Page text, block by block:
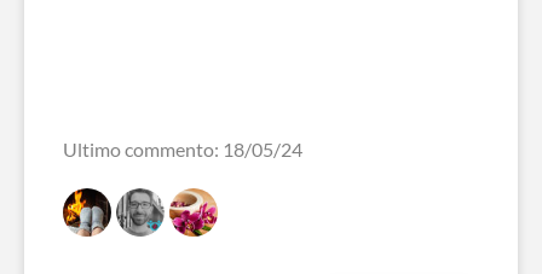
Ultimo commento: 18/05/24